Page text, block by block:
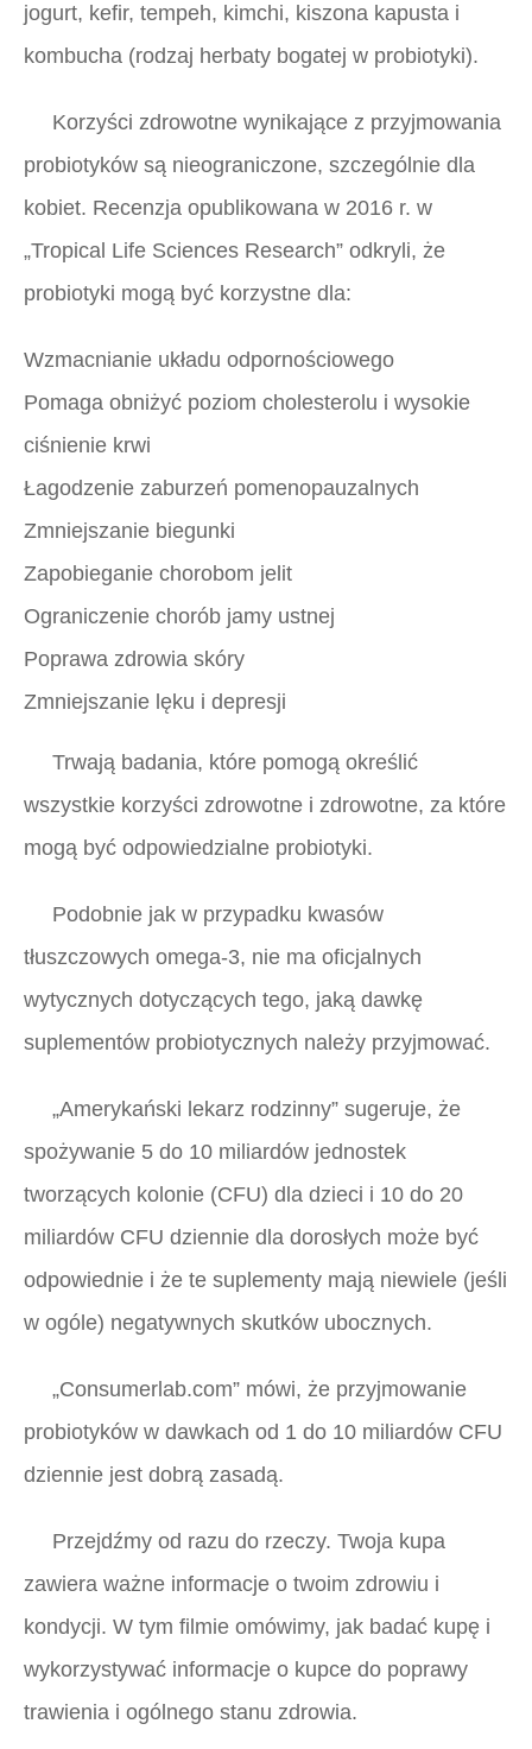
jogurt, kefir, tempeh, kimchi, kiszona kapusta i
kombucha (rodzaj herbaty bogatej w probiotyki).
Korzyści zdrowotne wynikające z przyjmowania
probiotyków są nieograniczone, szczególnie dla
kobiet. Recenzja opublikowana w 2016 r. w
„Tropical Life Sciences Research” odkryli, że
probiotyki mogą być korzystne dla:
Wzmacnianie układu odpornościowego
Pomaga obniżyć poziom cholesterolu i wysokie
ciśnienie krwi
Łagodzenie zaburzeń pomenopauzalnych
Zmniejszanie biegunki
Zapobieganie chorobom jelit
Ograniczenie chorób jamy ustnej
Poprawa zdrowia skóry
Zmniejszanie lęku i depresji
Trwają badania, które pomogą określić
wszystkie korzyści zdrowotne i zdrowotne, za które
mogą być odpowiedzialne probiotyki.
Podobnie jak w przypadku kwasów
tłuszczowych omega-3, nie ma oficjalnych
wytycznych dotyczących tego, jaką dawkę
suplementów probiotycznych należy przyjmować.
„Amerykański lekarz rodzinny” sugeruje, że
spożywanie 5 do 10 miliardów jednostek
tworzących kolonie (CFU) dla dzieci i 10 do 20
miliardów CFU dziennie dla dorosłych może być
odpowiednie i że te suplementy mają niewiele (jeśli
w ogóle) negatywnych skutków ubocznych.
„Consumerlab.com” mówi, że przyjmowanie
probiotyków w dawkach od 1 do 10 miliardów CFU
dziennie jest dobrą zasadą.
Przejdźmy od razu do rzeczy. Twoja kupa
zawiera ważne informacje o twoim zdrowiu i
kondycji. W tym filmie omówimy, jak badać kupę i
wykorzystywać informacje o kupce do poprawy
trawienia i ogólnego stanu zdrowia.